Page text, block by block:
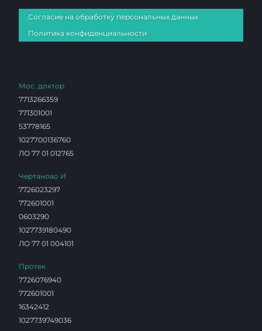
Согласие на обработку персональных данных
Политика конфиденциальности
Мос. доктор
7713266359
771301001
53778165
1027700136760
ЛО 77 01 012765
Чертаново И
7726023297
772601001
0603290
1027739180490
ЛО 77 01 004101
Протек
7726076940
772601001
16342412
1027739749036